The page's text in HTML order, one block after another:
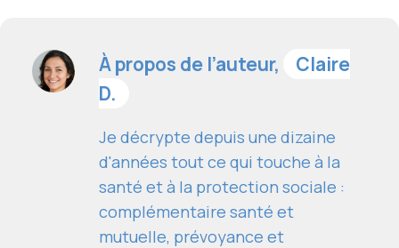
À propos de l’auteur,
Claire
D.
Je décrypte depuis une dizaine
d'années tout ce qui touche à la
santé et à la protection sociale :
complémentaire santé et
mutuelle, prévoyance et